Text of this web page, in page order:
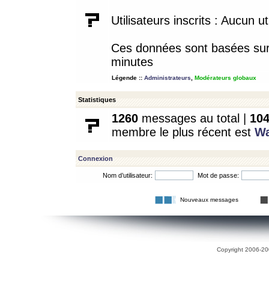
Utilisateurs inscrits : Aucun
Ces données sont basées
minutes
Légende :: Administrateurs Modérateurs globaux
Statistiques
1260 messages au total | 104
membre le plus récent est
Connexion
Nom d’utilisateur: Mot de passe:
Nouveaux messages
Copyright 2006-